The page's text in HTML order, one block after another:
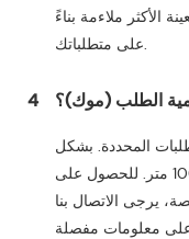
الأكثر ملاءمة بناءً
4 الطلب (موك)؟
المحددة. بشكل
عام، موك للمنتجات القياسية هو 100 متر. للحصول على
يرجى الاتصال بنا